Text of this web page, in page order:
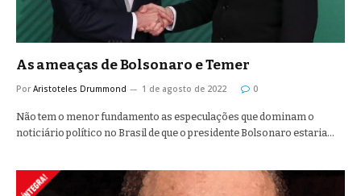
As ameaças de Bolsonaro e Temer
Por Aristoteles Drummond 1 de agosto de 2022 0
Não tem o menor fundamento as especulações que dominam o
noticiário político no Brasil de que o presidente Bolsonaro estaria…